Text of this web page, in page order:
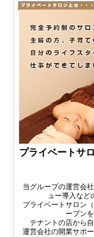
プライベートサ
当グループの運営会
ュー導入など
プライベートサロン
ープン
テナントの店から
運営会社の開業サポ